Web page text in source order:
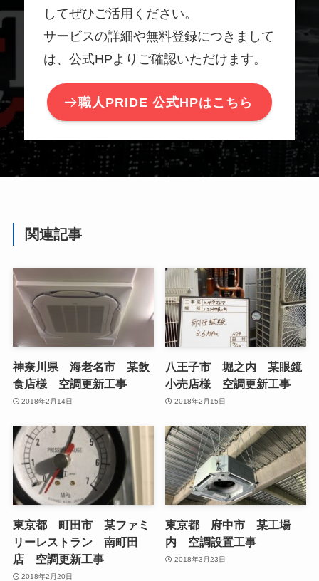
してぜひご活用ください。
サービスの詳細や無料登録につきまして
は、公式HPよりご確認いただけます。
職人PRIDE 公式HPはこちら
関連記事
神奈川県 海老名市 某飲
食店様 空調更新工事
2018年2月14日
八王子市 堀之内 某眼鏡
小売店様 空調更新工事
2018年2月15日
東京都 町田市 某ファミ
リーレストラン 南町田
店 空調更新工事
2018年2月20日
東京都 府中市 某工場
内 空調設置工事
2018年3月23日